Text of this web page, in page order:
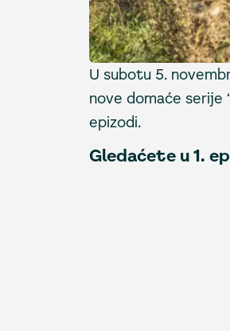
U subotu 5.
nove domaće serije
epizodi.
Gledaćete u 1.